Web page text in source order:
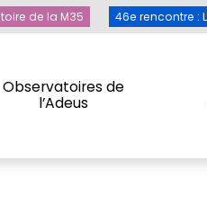
Observatoires de
l’Adeus
de la M35 46e rencontre :
de la M35 46e